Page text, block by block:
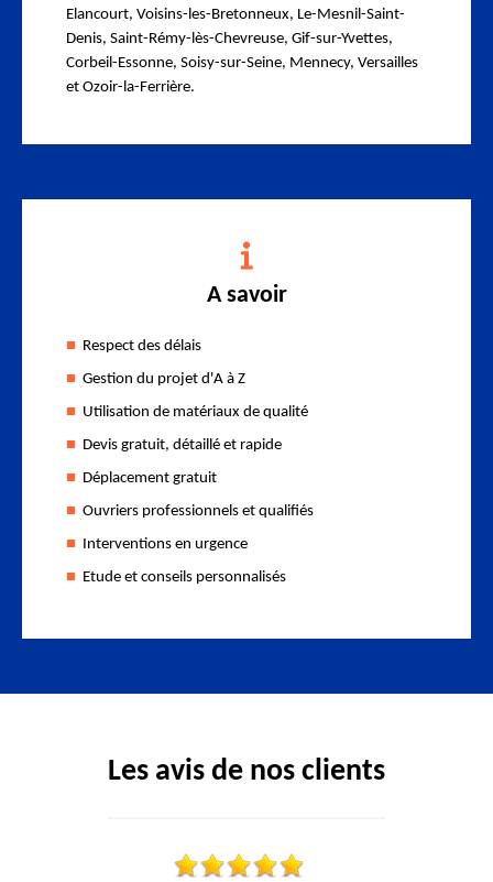
Elancourt, Voisins-les-Bretonneux, Le-Mesnil-Saint-
Denis, Saint-Rémy-lès-Chevreuse, Gif-sur-Yvettes,
Corbeil-Essonne, Soisy-sur-Seine, Mennecy, Versailles
et Ozoir-la-Ferrière.
A savoir
Respect des délais
Gestion du projet d'A à Z
Utilisation de matériaux de qualité
Devis gratuit, détaillé et rapide
Déplacement gratuit
Ouvriers professionnels et qualifiés
Interventions en urgence
Etude et conseils personnalisés
Les avis de nos clients